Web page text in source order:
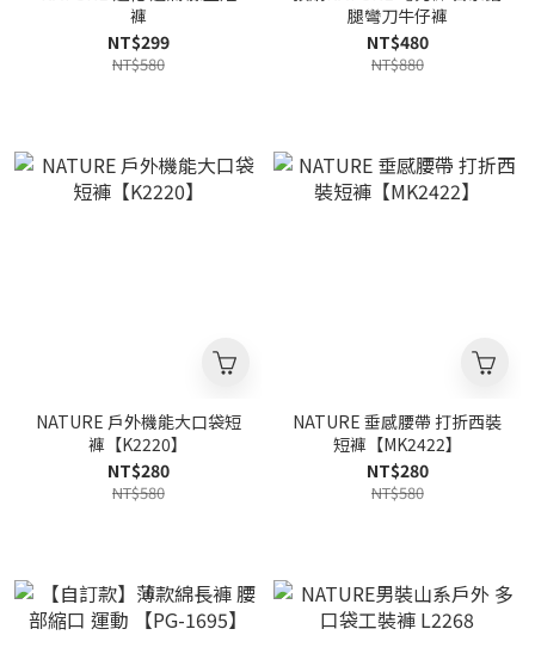
褲
NT$299
NT$580
腿彎刀牛仔褲
NT$480
NT$880
NATURE 戶外機能大口袋短
褲【K2220】
NT$280
NT$580
NATURE 垂感腰帶 打折西裝
短褲【MK2422】
NT$280
NT$580